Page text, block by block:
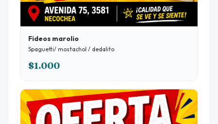
Fideos marolio
Spaguetti/ mostachol / dedalito
$1.000